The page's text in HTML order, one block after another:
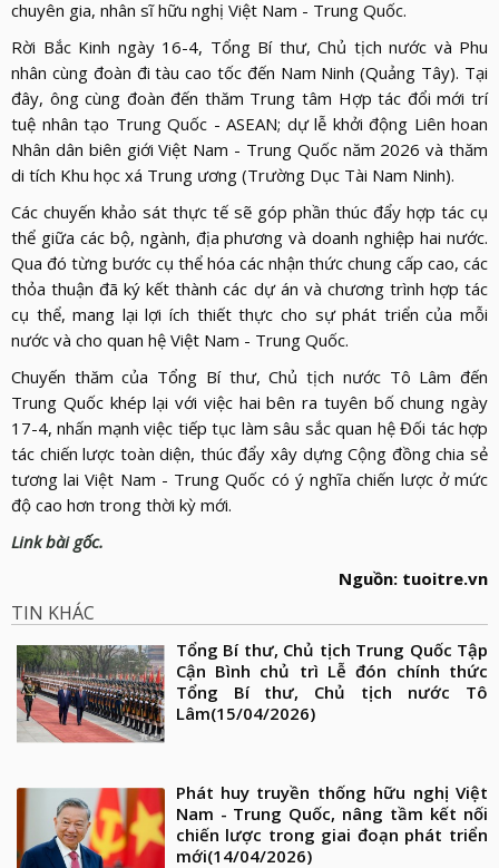
chuyên gia, nhân sĩ hữu nghị Việt Nam - Trung Quốc.
Rời Bắc Kinh ngày 16-4, Tổng Bí thư, Chủ tịch nước và Phu
nhân cùng đoàn đi tàu cao tốc đến Nam Ninh (Quảng Tây). Tại
đây, ông cùng đoàn đến thăm Trung tâm Hợp tác đổi mới trí
tuệ nhân tạo Trung Quốc - ASEAN; dự lễ khởi động Liên hoan
Nhân dân biên giới Việt Nam - Trung Quốc năm 2026 và thăm
di tích Khu học xá Trung ương (Trường Dục Tài Nam Ninh).
Các chuyến khảo sát thực tế sẽ góp phần thúc đẩy hợp tác cụ
thể giữa các bộ, ngành, địa phương và doanh nghiệp hai nước.
Qua đó từng bước cụ thể hóa các nhận thức chung cấp cao, các
thỏa thuận đã ký kết thành các dự án và chương trình hợp tác
cụ thể, mang lại lợi ích thiết thực cho sự phát triển của mỗi
nước và cho quan hệ Việt Nam - Trung Quốc.
Chuyến thăm của Tổng Bí thư, Chủ tịch nước Tô Lâm đến
Trung Quốc khép lại với việc hai bên ra tuyên bố chung ngày
17-4, nhấn mạnh việc tiếp tục làm sâu sắc quan hệ Đối tác hợp
tác chiến lược toàn diện, thúc đẩy xây dựng Cộng đồng chia sẻ
tương lai Việt Nam - Trung Quốc có ý nghĩa chiến lược ở mức
độ cao hơn trong thời kỳ mới.
Link bài gốc.
Nguồn: tuoitre.vn
TIN KHÁC
Tổng Bí thư, Chủ tịch Trung Quốc Tập
Cận Bình chủ trì Lễ đón chính thức
Tổng Bí thư, Chủ tịch nước Tô
Lâm(15/04/2026)
Phát huy truyền thống hữu nghị Việt
Nam - Trung Quốc, nâng tầm kết nối
chiến lược trong giai đoạn phát triển
mới(14/04/2026)